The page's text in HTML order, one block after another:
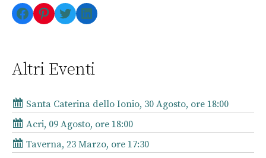
Facebook
Pinterest
TwitterLinkedIn
Altri Eventi
Santa Caterina dello Ionio, 30 Agosto, ore 18:00
Acri, 09 Agosto, ore 18:00
Taverna, 23 Marzo, ore 17:30